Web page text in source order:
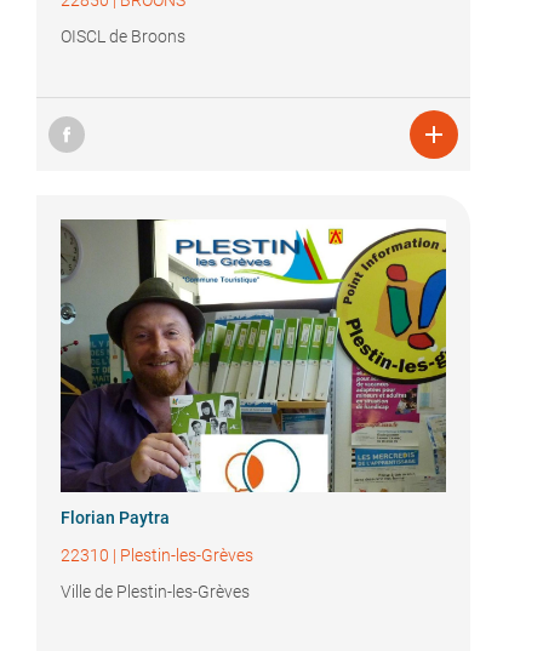
OISCL de Broons

Florian Paytra
22310 | Plestin-les-Grèves
Ville de Plestin-les-Grèves